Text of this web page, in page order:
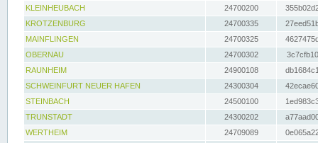
KLEINHEUBACH 24700200
KROTZENBURG
24700335
MAINFLINGEN
24700325
OBERNAU
24700302
RAUNHEIM
24900108
SCHWEINFURT NEUER HAFEN
24300304
STEINBACH
24500100
TRUNSTADT
24300202
WERTHEIM
24709089